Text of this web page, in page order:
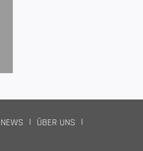
NEWS
ÜBER UNS